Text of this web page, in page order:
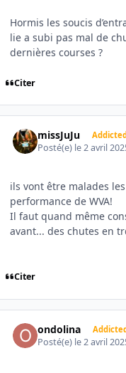
Hormis les soucis
lie a subi pas mal de
dernières courses ?
Citer
missJuJu Addicted
Posté(e) le 2 avril
ils vont être malades
performance de WVA!
Il faut quand même
avant... des chutes en
Citer
ondolina
Posté(e) le 2 avril